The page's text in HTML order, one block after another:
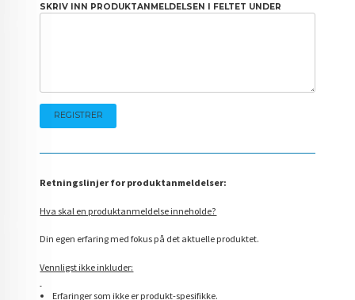
SKRIV INN PRODUKTANMELDELSEN I FELTET UNDER
Retningslinjer for produktanmeldelser:
Hva skal en produktanmeldelse inneholde?
Din egen erfaring med fokus på det aktuelle produktet.
Vennligst ikke inkluder:
Erfaringer som ikke er produkt-spesifikke.